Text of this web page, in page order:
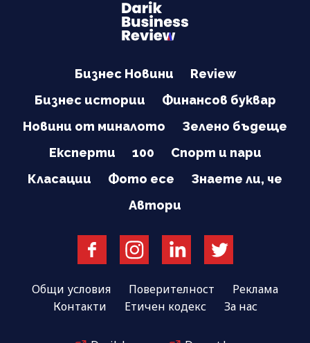
Бизнес Новини
Review
Бизнес истории
Финансов буквар
Новини от миналото
Зелено бъдеще
Експерти
100
Спорт и пари
Класации
Фото есе
Знаете ли, че
Автори
Общи условия Поверителност
Реклама
Контакти
Етичен кодекс За нас